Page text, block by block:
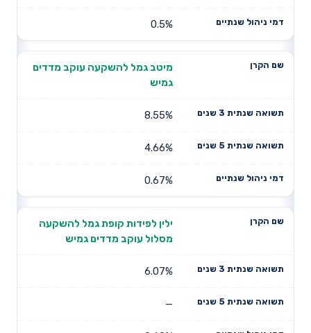
0.5%
מיטב גמל להשקעה עוקב מדדים
גמיש
8.55%
4.66%
0.67%
ילין לפידות קופת גמל להשקעה
מסלול עוקב מדדים גמיש
6.07%
—